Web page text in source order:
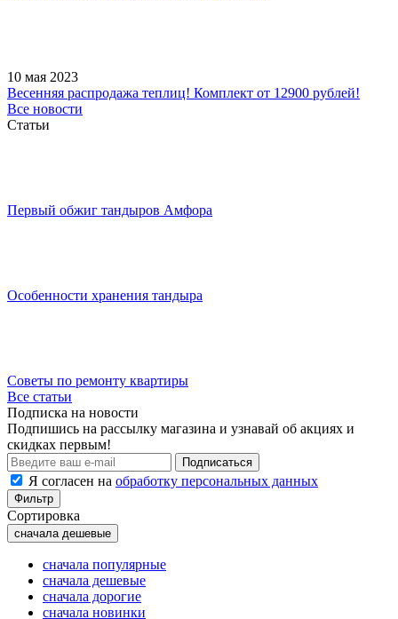
10 мая 2023
Весенняя распродажа теплиц! Комплект от 12900 рублей!
Все новости
Статьи
Первый обжиг тандыров Амфора
Особенности хранения тандыра
Советы по ремонту квартиры
Все статьи
Подписка на новости
Подпишись на рассылку магазина и узнавай об акциях и
скидках первым!
Подписаться
Я согласен на обработку персональных данных
Фильтр
Сортировка
сначала дешевые
сначала популярные
сначала дешевые
сначала дорогие
сначала новинки